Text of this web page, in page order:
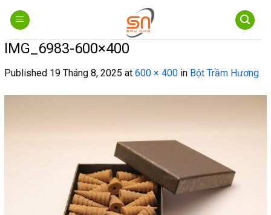
content
IMG_6983-600×400
Published 19 Tháng 8, 2025 at 600 × 400 in Bột Trầm Hương